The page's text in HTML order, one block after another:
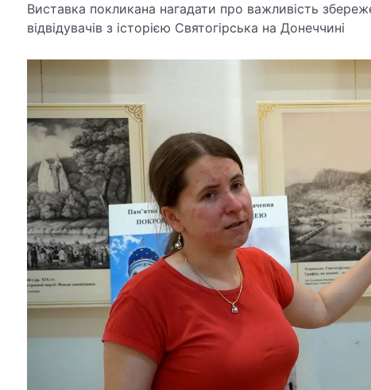
Виставка покликана нагадати про важливість
відвідувачів з історією Святогірська на Донеччині